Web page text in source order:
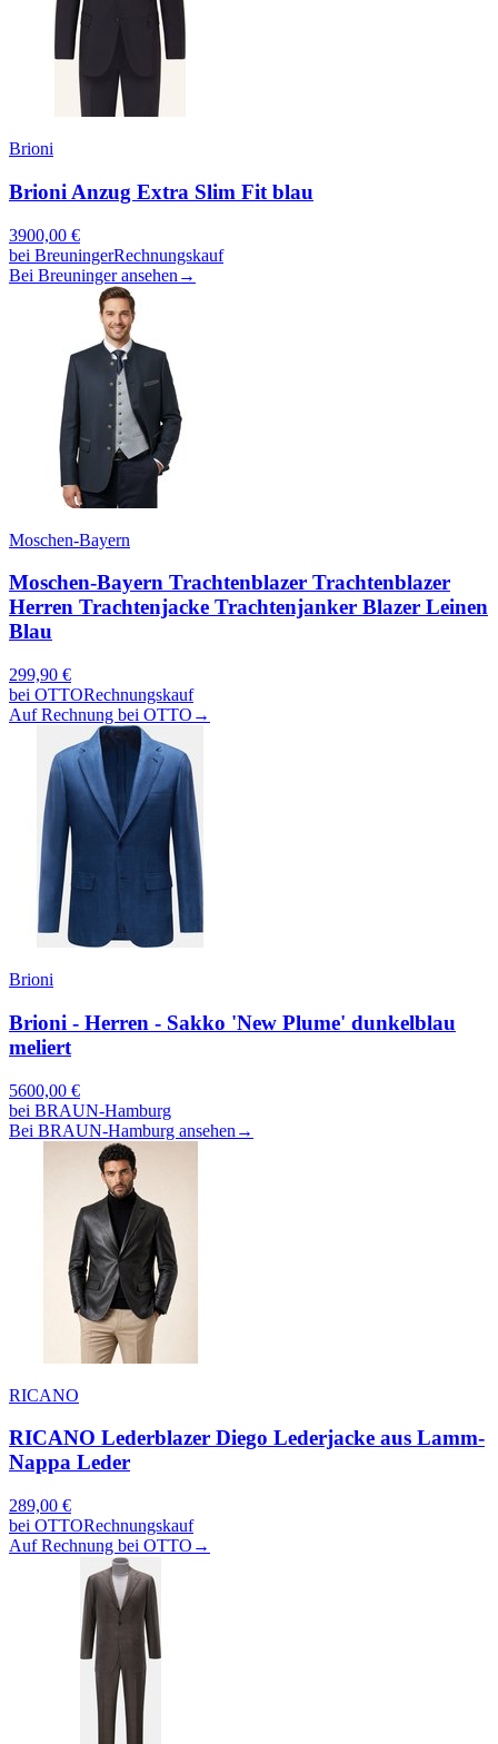
Brioni
Brioni Anzug Extra Slim Fit blau
3900,00 €
bei BreuningerRechnungskauf
Bei Breuninger ansehen →
Moschen-Bayern
Moschen-Bayern Trachtenblazer Trachtenblazer
Herren Trachtenjacke Trachtenjanker Blazer Leinen
Blau
299,90 €
bei OTTORechnungskauf
Auf Rechnung bei OTTO →
Brioni
Brioni - Herren - Sakko 'New Plume' dunkelblau
meliert
5600,00 €
bei BRAUN-Hamburg
Bei BRAUN-Hamburg ansehen →
RICANO
RICANO Lederblazer Diego Lederjacke aus Lamm-
Nappa Leder
289,00 €
bei OTTORechnungskauf
Auf Rechnung bei OTTO →